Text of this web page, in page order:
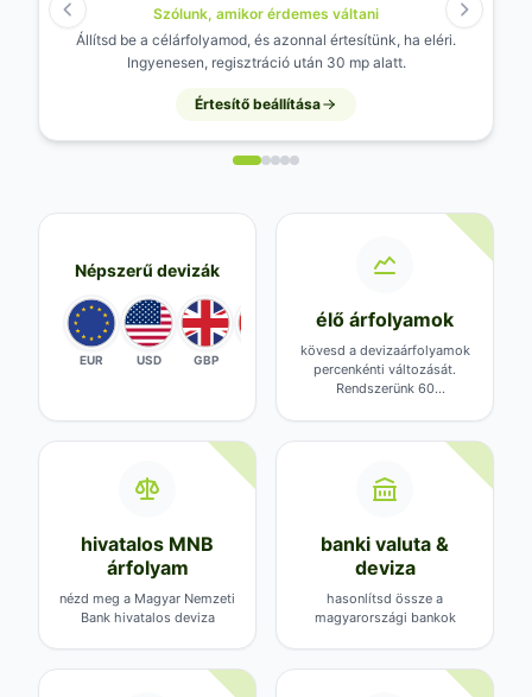
Szólunk, amikor érdemes váltani
Állítsd be a célárfolyamod, és azonnal értesítünk, ha eléri.
Ingyenesen, regisztráció után 30 mp alatt.
Értesítő beállítása
Népszerű devizák
EUR USD GBP CZK PLN CNY
élő árfolyamok
kövesd a devizaárfolyamok
percenkénti változását.
Rendszerünk 60
hivatalos MNB
árfolyam
nézd meg a Magyar Nemzeti
Bank hivatalos deviza
banki valuta &
deviza
hasonlítsd össze a
magyarországi bankok